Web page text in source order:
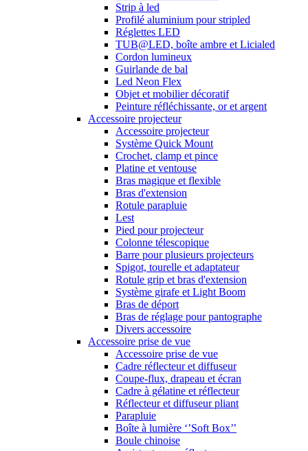
Strip à led
Profilé aluminium pour stripled
Réglettes LED
TUB@LED, boîte ambre et Licialed
Cordon lumineux
Guirlande de bal
Led Neon Flex
Objet et mobilier décoratif
Peinture réfléchissante, or et argent
Accessoire projecteur
Accessoire projecteur
Système Quick Mount
Crochet, clamp et pince
Platine et ventouse
Bras magique et flexible
Bras d'extension
Rotule parapluie
Lest
Pied pour projecteur
Colonne télescopique
Barre pour plusieurs projecteurs
Spigot, tourelle et adaptateur
Rotule grip et bras d'extension
Système girafe et Light Boom
Bras de déport
Bras de réglage pour pantographe
Divers accessoire
Accessoire prise de vue
Accessoire prise de vue
Cadre réflecteur et diffuseur
Coupe-flux, drapeau et écran
Cadre à gélatine et réflecteur
Réflecteur et diffuseur pliant
Parapluie
Boîte à lumière ‘’Soft Box’’
Boule chinoise